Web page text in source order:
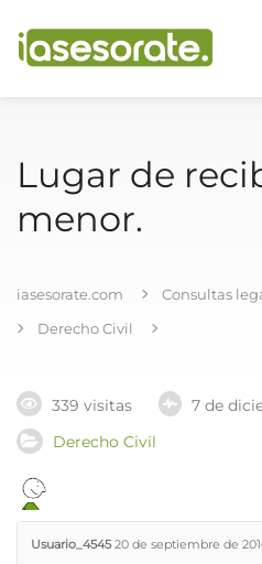
Lugar de
menor.
iasesorate.com
Consultas
Derecho Civil
339 visitas
7 de
Derecho Civil
Usuario_4545 20 de septiembre de